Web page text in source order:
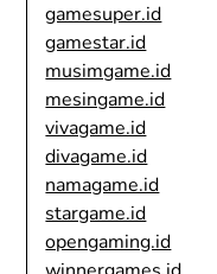
gamesuper.id
gamestar.id
musimgame.id
mesingame.id
vivagame.id
divagame.id
namagame.id
stargame.id
opengaming.id